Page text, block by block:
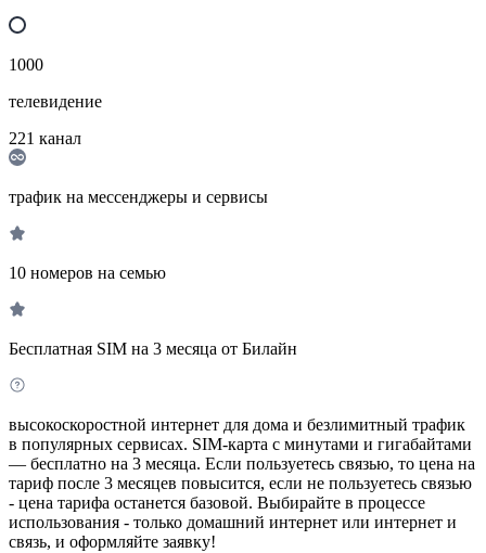
1000
телевидение
221 канал
трафик на мессенджеры и сервисы
10 номеров на семью
Бесплатная SIM на 3 месяца от Билайн
высокоскоростной интернет для дома и безлимитный трафик
в популярных сервисах. SIM-карта с минутами и гигабайтами
— бесплатно на 3 месяца. Если пользуетесь связью, то цена на
тариф после 3 месяцев повысится, если не пользуетесь связью
- цена тарифа останется базовой. Выбирайте в процессе
использования - только домашний интернет или интернет и
связь, и оформляйте заявку!